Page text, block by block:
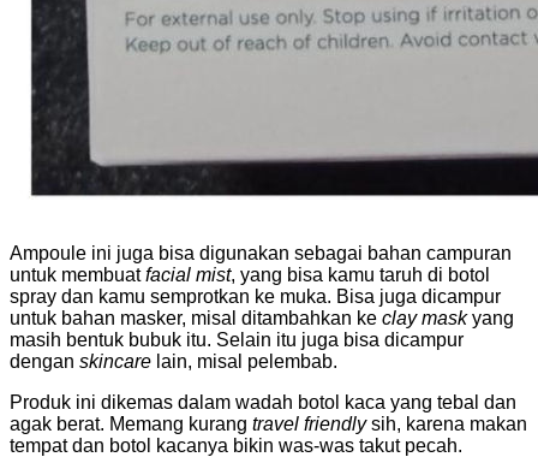
Ampoule ini juga bisa digunakan sebagai bahan campuran
untuk membuatfacial mist, yang bisa kamu taruh di botol
spray dan kamu semprotkan ke muka. Bisa juga dicampur
untuk bahan masker, misal ditambahkan ke clay maskyang
masih bentuk bubuk itu. Selain itu juga bisa dicampur
dengan skincare lain, misal pelembab.
Produk ini dikemas dalam wadah botol kaca yang tebal dan
agak berat. Memang kurang travel friendlysih, karena makan
tempat dan botol kacanya bikin was-was takut pecah.